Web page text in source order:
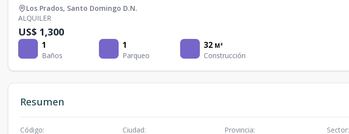
Los Prados, Santo Domingo D.N.
ALQUILER
US$ 1,300
1
Baños
1
Parqueo
32 M²
Construcción
Resumen
Código: Ciudad: Provincia: Sector: